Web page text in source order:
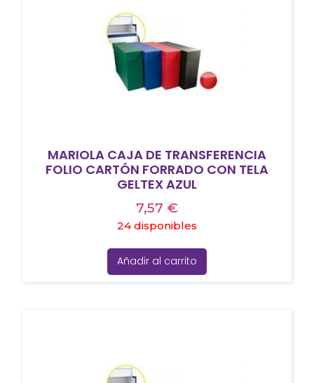
MARIOLA CAJA DE TRANSFERENCIA
FOLIO CARTÓN FORRADO CON TELA
GELTEX AZUL
7,57 €
24 disponibles
Añadir al carrito